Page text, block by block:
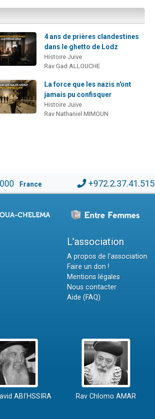
4 ans de prières clandestines
dans le ghetto de Lodz
Histoire Juive
Rav Gad ALLOUCHE
La force que les nazis n'ont
jamais pu confisquer
Histoire Juive
Rav Nathaniel MIMOUN
France +972.2.37.41.515
L'association
A propos de l'association
Faire un don !
Mentions légales
Nous contacter
Aide (FAQ)
ABI'HSSIRA Rav Chlomo AMAR